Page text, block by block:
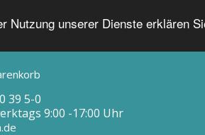
unserer Dienste erklären
39 5-0
9:00 -17:00 Uhr